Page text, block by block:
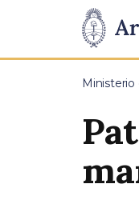
Presidencia
de
Pasar al contenido
Ministerio